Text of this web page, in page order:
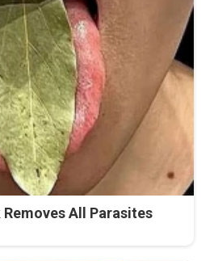
All Parasites